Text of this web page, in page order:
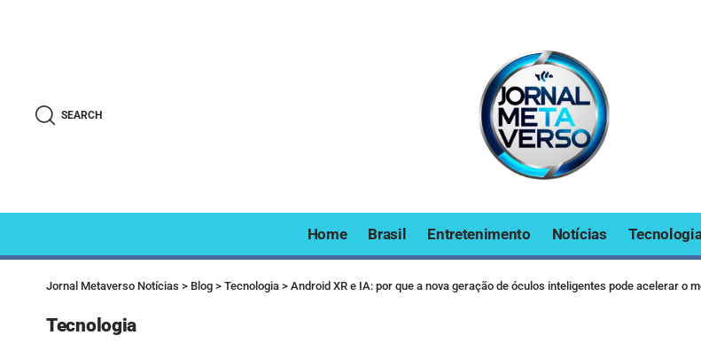
SEARCH
Home Brasil Entretenimento Notícias
Jornal Metaverso Notícias > Blog > Tecnologia > Android XR e IA: por que a nova geração de óculos inteligentes pode acelerar o
Tecnologia